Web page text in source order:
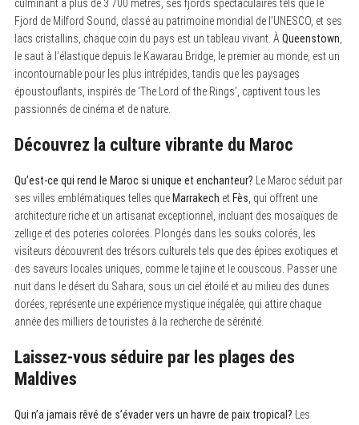
culminant à plus de 3 700 mètres, ses fjords spectaculaires tels que le
Fjord de Milford Sound, classé au patrimoine mondial de l’UNESCO, et ses
lacs cristallins, chaque coin du pays est un tableau vivant. À Queenstown
le saut à l’élastique depuis le Kawarau Bridge, le premier au monde, est un
incontournable pour les plus intrépides, tandis que les paysages
époustouflants, inspirés de ‘The Lord of the Rings’, captivent tous les
passionnés de cinéma et de nature.
Découvrez la culture vibrante du Maroc
Qu’est-ce qui rend le Maroc si unique et enchanteur? Le Maroc séduit par
ses villes emblématiques telles que Marrakech et Fès , qui offrent une
architecture riche et un artisanat exceptionnel, incluant des mosaïques de
zellige et des poteries colorées. Plongés dans les souks colorés, les
visiteurs découvrent des trésors culturels tels que des épices exotiques et
des saveurs locales uniques, comme le tajine et le couscous. Passer une
nuit dans le désert du Sahara, sous un ciel étoilé et au milieu des dunes
dorées, représente une expérience mystique inégalée, qui attire chaque
année des milliers de touristes à la recherche de sérénité.
Laissez-vous séduire par les plages des
Maldives
Qui n’a jamais rêvé de s’évader vers un havre de paix tropical? Les